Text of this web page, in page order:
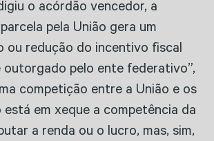
o acórdão vencedor, a
pela União gera um
ou redução do incentivo fiscal
outorgado pelo ente federativo”,
competição entre a União e os
está em xeque a competência da
a renda ou o lucro, mas, sim,